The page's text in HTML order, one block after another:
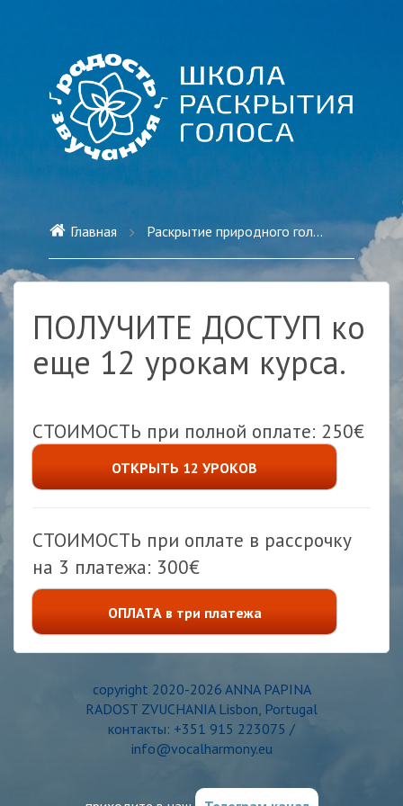
Главная Раскрытие природного голоса СОЛО
ПОЛУЧИТЕ ДОСТУП ко
еще 12 урокам курса.
СТОИМОСТЬ при полной оплате: 250€
ОТКРЫТЬ 12 УРОКОВ
СТОИМОСТЬ при оплате в рассрочку
на 3 платежа: 300€
ОПЛАТА в три платежа
copyright 2020-2026 ANNA PAPINA
RADOST ZVUCHANIA Lisbon, Portugal
контакты: +351 915 223075 /
info@vocalharmony.eu